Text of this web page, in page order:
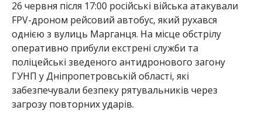
оперативно прибули екстрені служби та
поліцейські зведеного антидронового загону
ГУНП у Дніпропетровській області, які
забезпечували безпеку рятувальників через
загрозу повторних ударів.
Під час ліквідації наслідків атаки надійшло
повідомлення про наближення ще одного